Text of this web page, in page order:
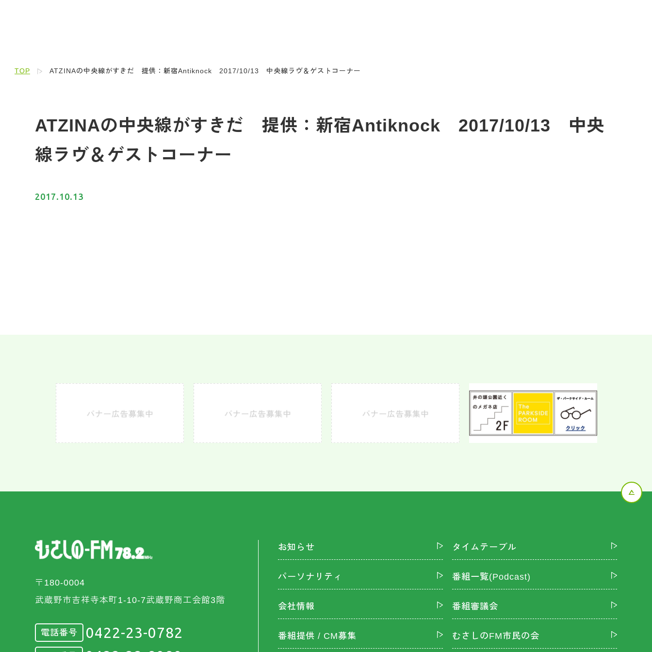
TOP ATZINAの中央線がすきだ 提供：新宿Antiknock 2017/10/13 中央線ラヴ＆ゲストコーナー
ATZINAの中央線がすきだ 提供：新宿Antiknock 2017/10/13 中央
線ラヴ＆ゲストコーナー
2017.10.13
〒180-0004
武蔵野市吉祥寺本町1-10-7武蔵野商工会館3階
電話番号 0422-23-0782
お知らせ タイムテーブル
パーソナリティ 番組一覧(Podcast)
会社情報 番組審議会
番組提供 / CM募集 むさしのFM市民の会